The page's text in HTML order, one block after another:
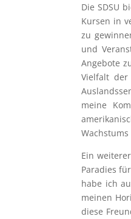
Die SDSU
Kursen in
zu
und
Angebote
Vielfalt der
meine
Ein
Paradies
habe ich
meinen
diese